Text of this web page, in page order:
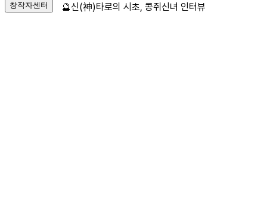
창작자센터 🔮신(神)타로의 시초, 콩쥐신녀 인터뷰